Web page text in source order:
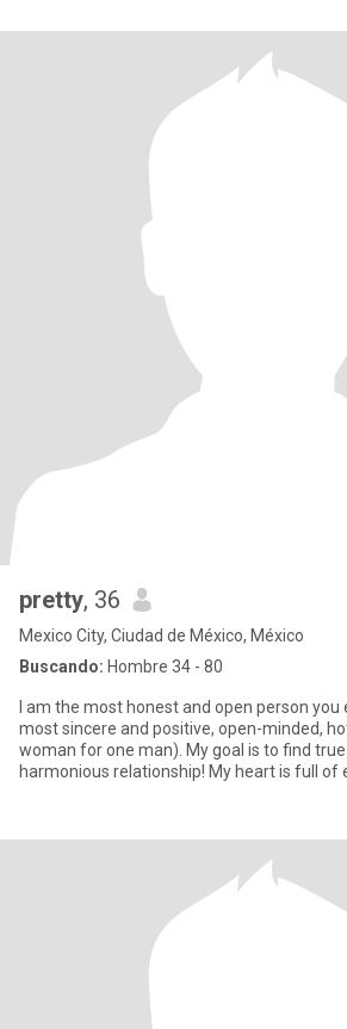
pretty, 36
Mexico City, Ciudad de México, México
Buscando: Hombre 34 - 80
I am the most honest and open person you
most sincere and positive, open-minded,
woman for one man). My goal is to find
harmonious relationship! My heart is full of